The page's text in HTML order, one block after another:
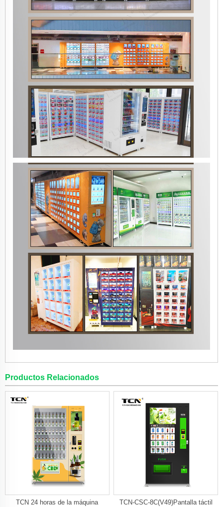
Productos Relacionados
TCN 24 horas de la máquina
TCN-CSC-8C(V49)Pantalla táctil